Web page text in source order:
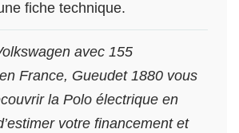
fiche technique.
avec 155
France, Gueudet 1880 vous
la Polo électrique en
votre financement et